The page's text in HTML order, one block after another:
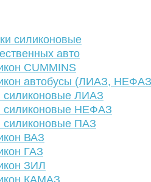
силиконовые
авто
CUMMINS
автобусы (ЛИАЗ,
силиконовые ЛИАЗ
силиконовые НЕФАЗ
силиконовые ПАЗ
ВАЗ
ГАЗ
ЗИЛ
КАМАЗ